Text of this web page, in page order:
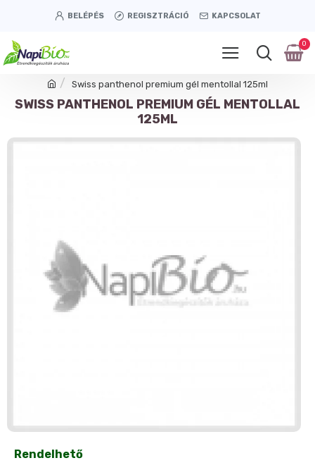
BELÉPÉS REGISZTRÁCIÓ KAPCSOLAT
0
Swiss panthenol premium gél mentollal 125ml
SWISS PANTHENOL PREMIUM GÉL MENTOLLAL
125ML
Rendelhető